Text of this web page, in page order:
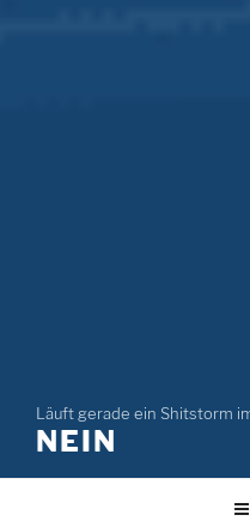
Läuft gerade ein Shitstorm
NEIN